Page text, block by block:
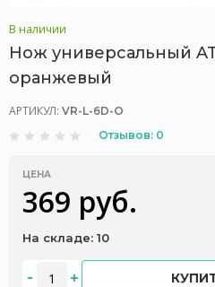
В наличии
Нож универсальный
оранжевый
АРТИКУЛ: VR-L-6D-O
Отзывов: 0
ЦЕНА
369 руб.
На складе: 10